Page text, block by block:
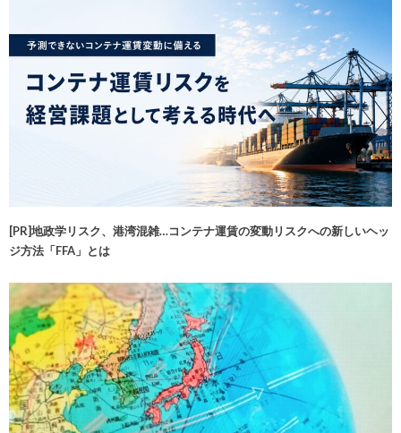
[PR]地政学リスク、港湾混雑…コンテナ運賃の変動リスクへの新しいヘッ
ジ方法「FFA」とは